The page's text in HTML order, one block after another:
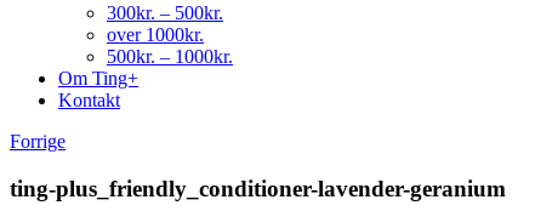
300kr. – 500kr.
over 1000kr.
500kr. – 1000kr.
Om Ting+
Kontakt
Forrige
ting-plus_friendly_conditioner-lavender-geranium